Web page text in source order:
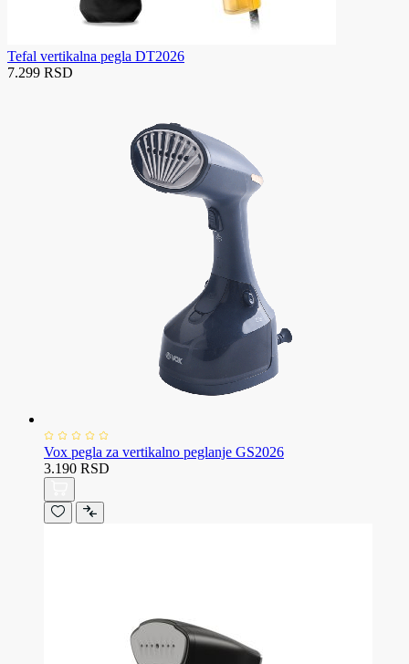
Tefal vertikalna pegla DT2026
7.299 RSD
Vox pegla za vertikalno peglanje GS2026
3.190 RSD